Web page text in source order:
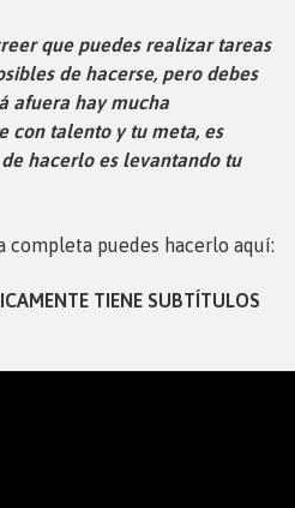
que puedes realizar tareas
de hacerse, pero debes
afuera hay mucha
con talento y tu meta, es
hacerlo es levantando tu
completa puedes hacerlo aquí:
TIENE SUBTÍTULOS